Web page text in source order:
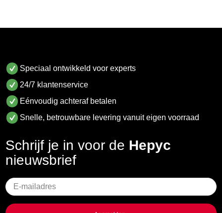
Speciaal ontwikkeld voor experts
24/7 klantenservice
Eénvoudig achteraf betalen
Snelle, betrouwbare levering vanuit eigen voorraad
Schrijf je in voor de Hepyc
nieuwsbrief
Geen
titel